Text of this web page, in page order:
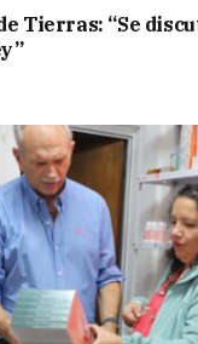
Tierras: “Se